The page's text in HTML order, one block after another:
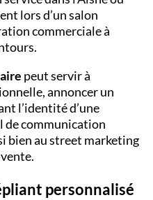
lors d’un salon
commerciale à
peut servir à
annoncer un
l’identité d’une
de communication
bien au street marketing
personnalisé